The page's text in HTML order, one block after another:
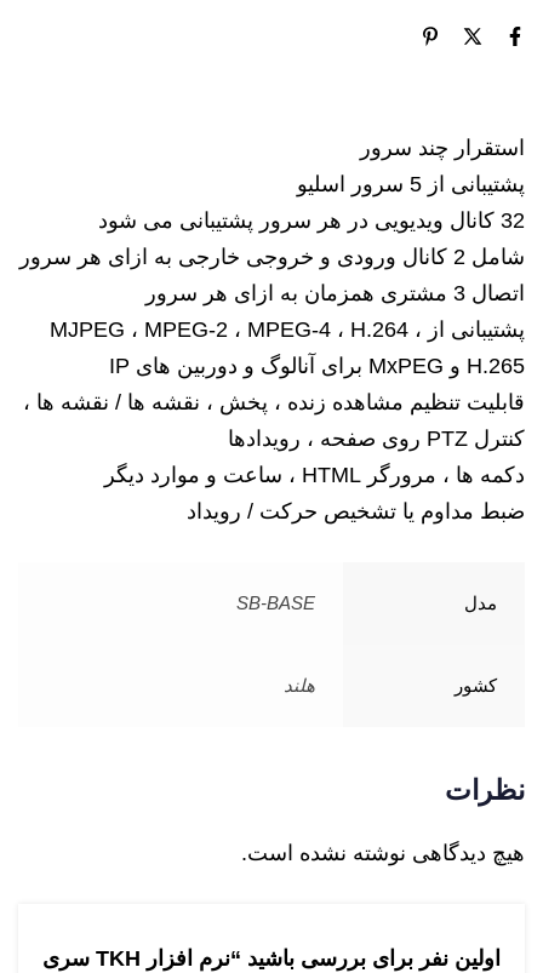
استقرار چند سرور
پشتیبانی از 5 سرور اسلیو
32 کانال ویدیویی در هر سرور پشتیبانی می شود
شامل 2 کانال ورودی و خروجی خارجی به ازای هر سرور
اتصال 3 مشتری همزمان به ازای هر سرور
پشتیبانی از MJPEG ، MPEG-2 ، MPEG-4 ، H.264 ،
H.265 و MxPEG برای آنالوگ و دوربین های IP
قابلیت تنظیم مشاهده زنده ، پخش ، نقشه ها / نقشه ها ،
کنترل PTZ روی صفحه ، رویدادها
دکمه ها ، مرورگر HTML ، ساعت و موارد دیگر
ضبط مداوم یا تشخیص حرکت / رویداد
مدل SB-BASE
کشور هلند
نظرات
هیچ دیدگاهی نوشته نشده است.
اولین نفر برای بررسی باشید “نرم افزار TKH سری